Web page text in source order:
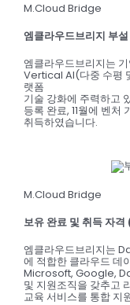
M.Cloud Bridge
엠클라우드브리지 부
엠클라우드브리지는
Vertical AI(다중 수평
랫폼
기술 강화에 주력하고
등록 완료, 11월에 벤
취득하였습니다.
M.Cloud Bridge
보유 완료 및 취득 자
엠클라우드브리지는
에 적합한 클라우드 데
Microsoft, Google,
및 지원조직을 갖추고
교육 서비스를 통합 지